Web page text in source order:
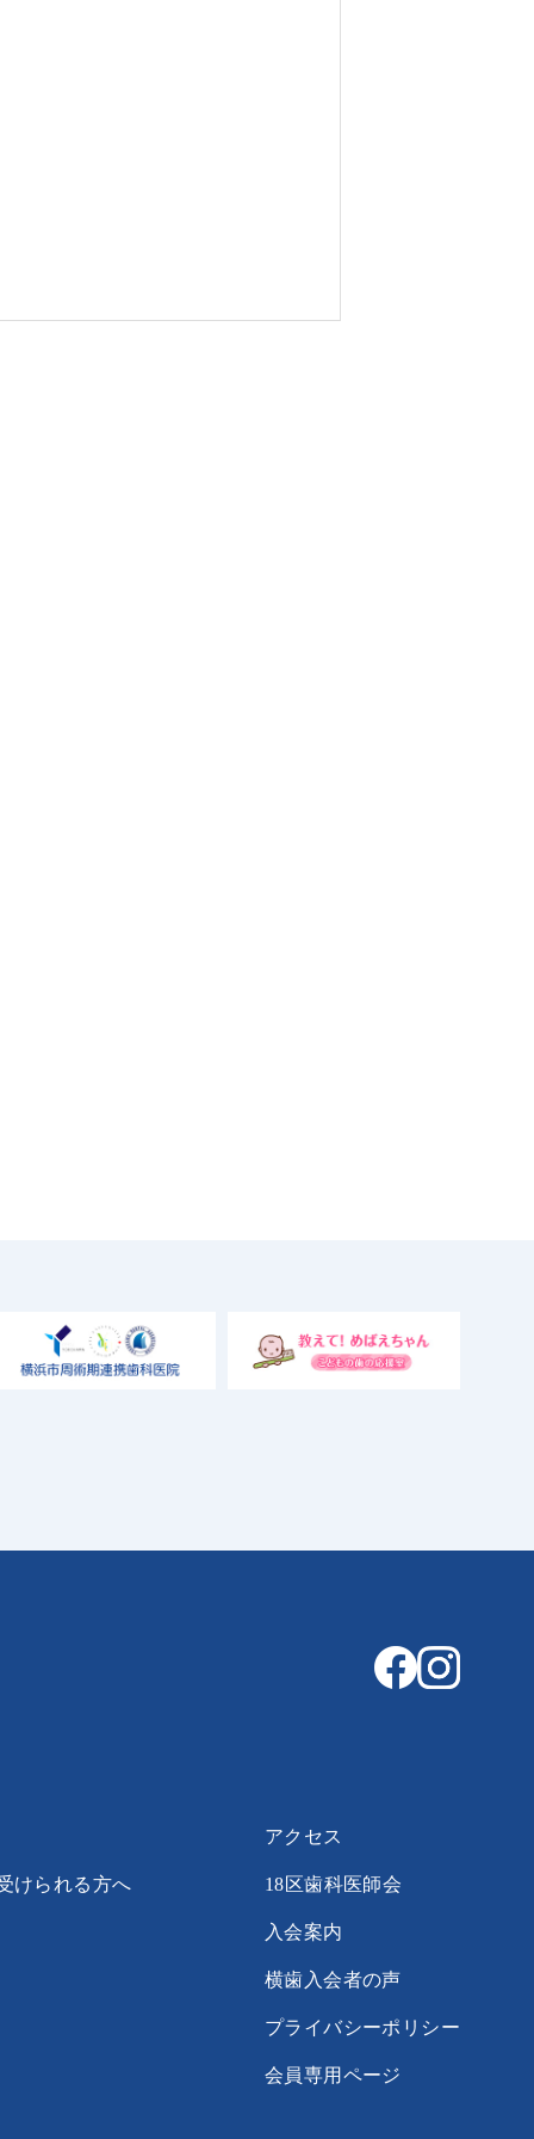
けられる方へ
アクセス
18区歯科医師会
入会案内
横歯入会者の声
プライバシーポリシー
会員専用ページ